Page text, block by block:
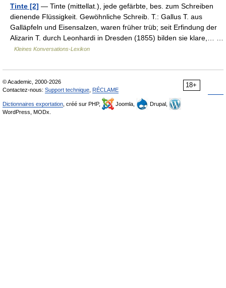
Tinte [2] — Tinte (mittellat.), jede gefärbte, bes. zum Schreiben
dienende Flüssigkeit. Gewöhnliche Schreib. T.: Gallus T. aus
Galläpfeln und Eisensalzen, waren früher trüb; seit Erfindung der
Alizarin T. durch Leonhardi in Dresden (1855) bilden sie klare,… …
Kleines Konversations-Lexikon
18+
© Academic, 2000-2026
Contactez-nous: Support technique RÉCLAME
Dictionnaires exportation , créé sur PHP, Joomla,
Drupal,
WordPress, MODx.